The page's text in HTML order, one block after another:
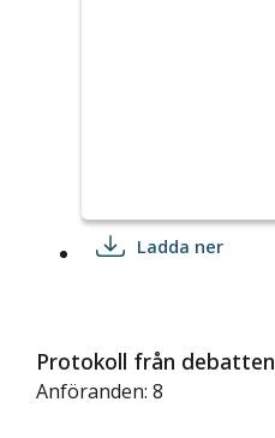
Ladda ner
Protokoll från debatten
Anföranden: 8